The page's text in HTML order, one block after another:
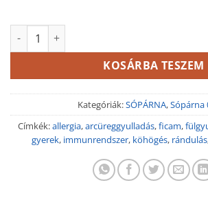
Róka alakú fenyőrügyes parajdi sópárna
KOSÁRBA TESZEM
Kategóriák:SÓPÁRNA,Sópárna
Címkék:allergia,arcüreggyulladás,ficam,
gyerek, immunrendszer, köhögés, rándulás